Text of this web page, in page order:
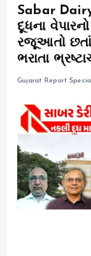
Sabar
દૂધના
રજૂઆતો છતાં
ભરાતા
Gujarat Report Special